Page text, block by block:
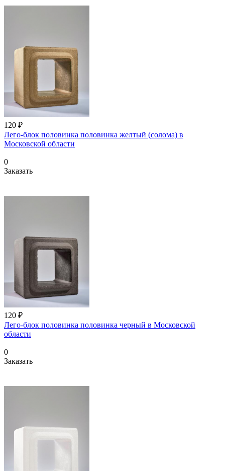
120 ₽
Лего-блок половинка половинка желтый (солома) в
Московской области
0
Заказать
120 ₽
Лего-блок половинка половинка черный в Московской
области
0
Заказать